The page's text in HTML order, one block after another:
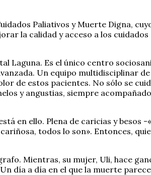
Paliativos y Muerte Digna,
la calidad y acceso a los cuidados
Laguna. Es el único centro
Un equipo multidisciplinar
de estos pacientes. No sólo se
y angustias, siempre
en ello. Plena de caricias y besos -
todos lo son». Entonces,
Mientras, su mujer, Uli, hace
día a día en el que la muerte